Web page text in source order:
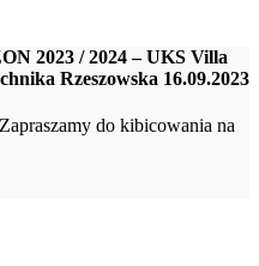
2023 / 2024 – UKS Villa
Rzeszowska 16.09.2023
do kibicowania na